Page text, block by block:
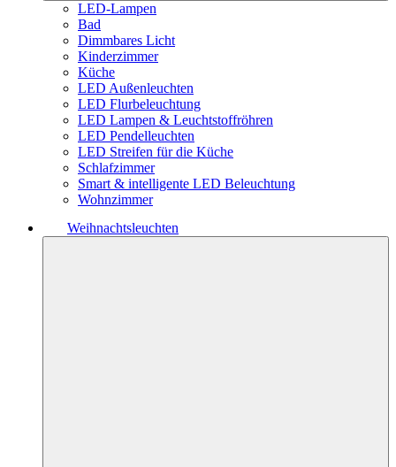
LED-Lampen
Bad
Dimmbares Licht
Kinderzimmer
Küche
LED Außenleuchten
LED Flurbeleuchtung
LED Lampen & Leuchtstoffröhren
LED Pendelleuchten
LED Streifen für die Küche
Schlafzimmer
Smart & intelligente LED Beleuchtung
Wohnzimmer
Weihnachtsleuchten